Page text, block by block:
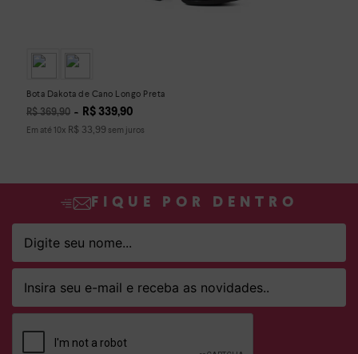
Bota Dakota de Cano Longo Preta
R$ 369,90 R$ 339,90
Em até 10x R$ 33,99 sem juros
FIQUE POR DENTRO